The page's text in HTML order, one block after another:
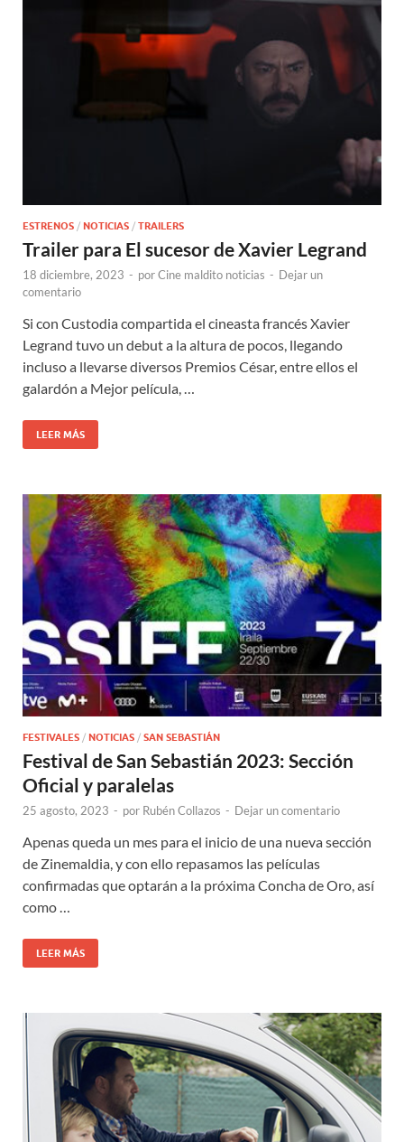
ESTRENOS / NOTICIAS / TRAILERS
Trailer para El sucesor de Xavier Legrand
18 diciembre, 2023 - porCine maldito noticias - Dejar un
comentario
Si con Custodia compartida el cineasta francés Xavier
Legrand tuvo un debut a la altura de pocos, llegando
incluso a llevarse diversos Premios César, entre ellos el
galardón a Mejor película, …
LEER MÁS
FESTIVALES / NOTICIAS / SAN SEBASTIÁN
Festival de San Sebastián 2023: Sección
Oficial y paralelas
25 agosto, 2023 - por Rubén Collazos - Dejar un comentario
Apenas queda un mes para el inicio de una nueva sección
de Zinemaldia, y con ello repasamos las películas
confirmadas que optarán a la próxima Concha de Oro, así
como …
LEER MÁS